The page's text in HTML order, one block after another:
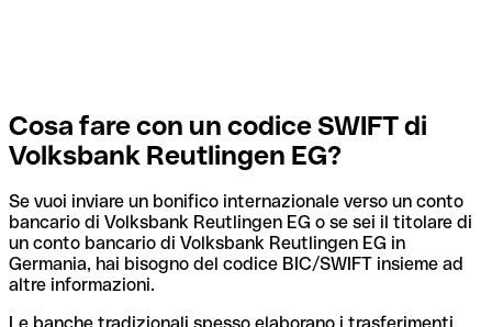
Cosa fare con un codice SWIFT di
Volksbank Reutlingen EG?
Se vuoi inviare un bonifico internazionale verso un conto
bancario di Volksbank Reutlingen EG o se sei il titolare di
un conto bancario di Volksbank Reutlingen EG in
Germania, hai bisogno del codice BIC/SWIFT insieme ad
altre informazioni.